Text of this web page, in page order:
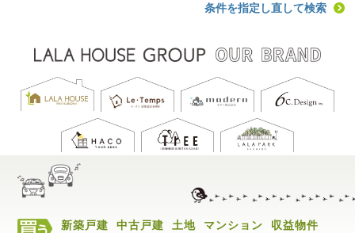
条件を指定し直して検索
新築戸建 中古戸建 土地 マンション
収益物件